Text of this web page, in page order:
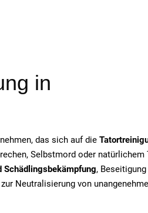
in
das sich auf die
Selbstmord oder
Schädlingsbekämpfung,
Neutralisierung von